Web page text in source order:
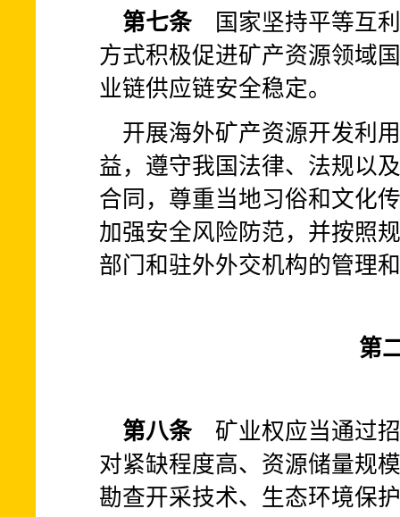
第七条国家坚持平等互利
方式积极促进矿产资源领域
业链供应链安全稳定。
开展海外矿产资源开发利
益，遵守我国法律、法规以
合同，尊重当地习俗和文化
加强安全风险防范，并按照
部门和驻外外交机构的管理
第
第八条矿业权应当通过招
对紧缺程度高、资源储量规
勘查开采技术、生态环境保